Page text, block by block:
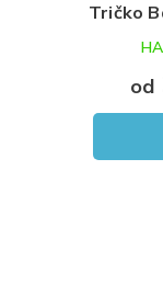
Tričko
od